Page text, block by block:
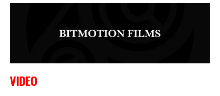
VIDEO